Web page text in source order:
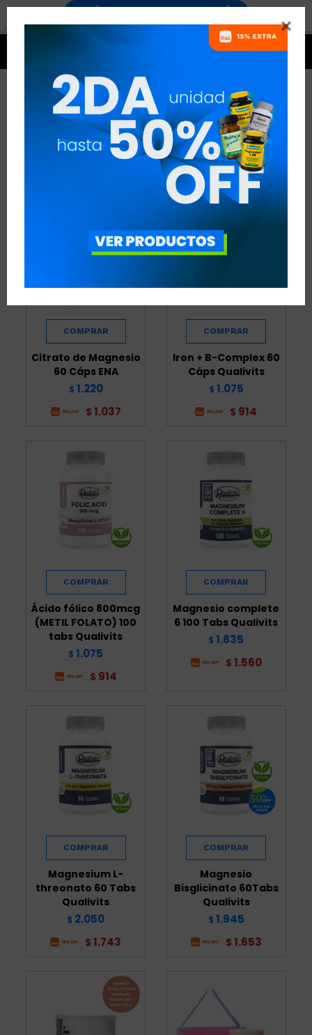

MINERALES
RECOMENDADOS
Citrato de Magnesio
60 Cáps ENA
$ 1.220
$ 1.037
Iron + B-Complex 60
Cáps Qualivits
$ 1.075
$ 914
Ácido fólico 800mcg
(METIL FOLATO) 100
tabs Qualivits
$ 1.075
$ 914
Magnesio complete
6 100 Tabs Qualivits
$ 1.835
$ 1.560
Magnesium L-
threonato 60 Tabs
Qualivits
$ 2.050
$ 1.743
Magnesio
Bisglicinato 60Tabs
Qualivits
$ 1.945
$ 1.653